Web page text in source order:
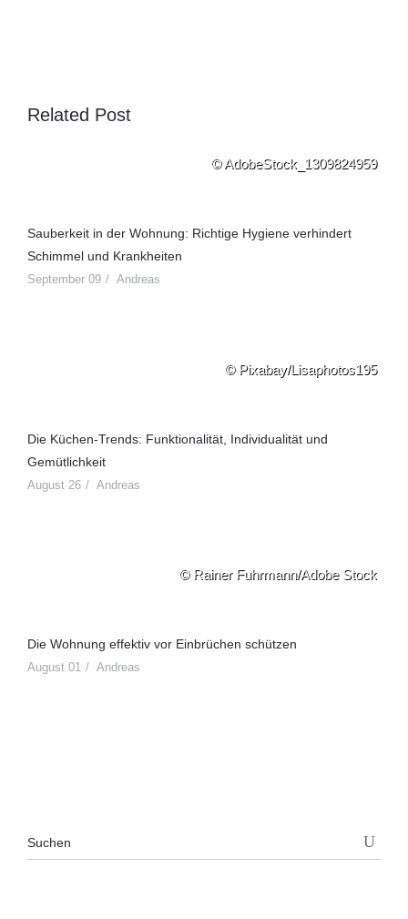
Related Post
© AdobeStock_1309824959
Sauberkeit in der Wohnung: Richtige Hygiene verhindert
Schimmel und Krankheiten
September 09 Andreas
© Pixabay/Lisaphotos195
Die Küchen-Trends: Funktionalität, Individualität und
Gemütlichkeit
August 26 Andreas
© Rainer Fuhrmann/Adobe Stock
Die Wohnung effektiv vor Einbrüchen schützen
August 01 Andreas